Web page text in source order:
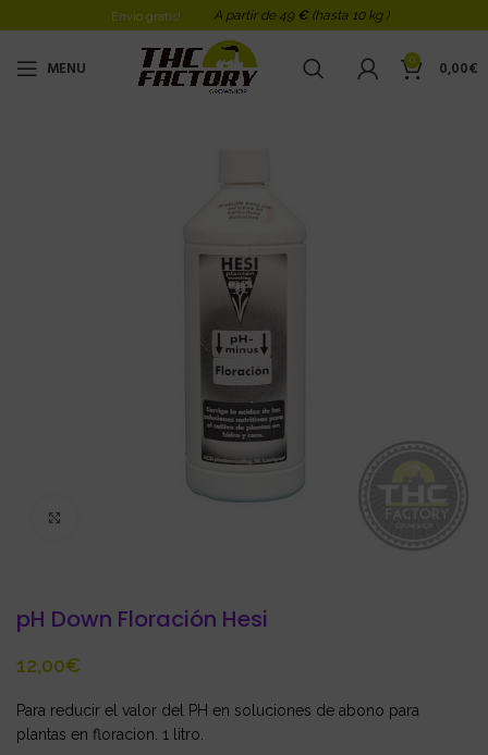
Envio gratis! A partir de 49 € (hasta 10 kg )
MENU 0 0,00€
pH Down Floración Hesi
€
Para reducir el valor del PH en soluciones de abono para
plantas en floracion. 1 litro.